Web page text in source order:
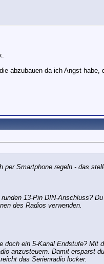
abzubauen da ich Angst
Smartphone regeln - das
13-Pin DIN-Anschluss?
des Radios verwenden.
ein 5-Kanal Endstufe? Mit
anzusteuern. Damit ersparst
das Serienradio locker.